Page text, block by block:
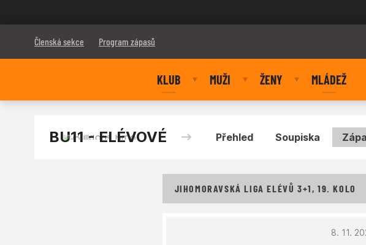
Členská sekce Program zápasů
KLUB MUŽI ŽENY MLÁDEŽ
BU11 - ELÉVOVÉ Přehled Soupiska
JIHOMORAVSKÁ LIGA ELÉVŮ 3+1, 19. KOLO
8. 11.